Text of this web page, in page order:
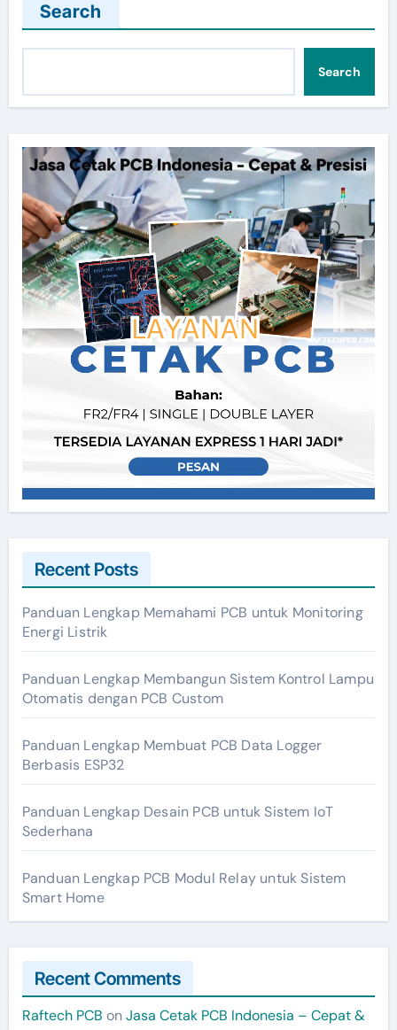
Search
Search
Recent Posts
Panduan Lengkap Memahami PCB untuk Monitoring
Energi Listrik
Panduan Lengkap Membangun Sistem Kontrol Lampu
Otomatis dengan PCB Custom
Panduan Lengkap Membuat PCB Data Logger
Berbasis ESP32
Panduan Lengkap Desain PCB untuk Sistem IoT
Sederhana
Panduan Lengkap PCB Modul Relay untuk Sistem
Smart Home
Recent Comments
Raftech PCB onJasa Cetak PCB Indonesia – Cepat &